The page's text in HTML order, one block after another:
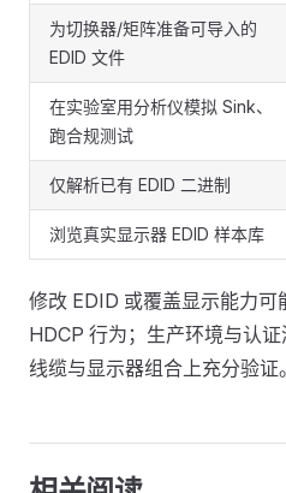
为切换器/矩阵准备可导入的
EDID 文件
在实验室用分析仪模拟 Sink、
跑合规测试
仅解析已有 EDID 二进制
浏览真实显示器 EDID 样本库
修改 EDID 或覆盖显示能力可
HDCP 行为；生产环境与认证
线缆与显示器组合上充分验证。